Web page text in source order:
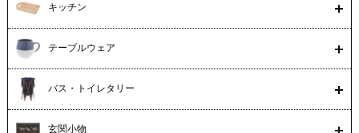
キッチン
テーブルウェア
バス・トイレタリー
玄関小物